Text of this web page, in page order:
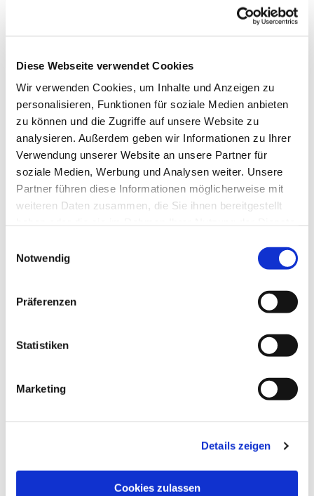
Diese Webseite verwendet Cookies
Wir verwenden Cookies, um Inhalte und Anzeigen zu
personalisieren, Funktionen für soziale Medien anbieten
zu können und die Zugriffe auf unsere Website zu
analysieren. Außerdem geben wir Informationen zu Ihrer
Verwendung unserer Website an unsere Partner für
soziale Medien, Werbung und Analysen weiter. Unsere
Partner führen diese Informationen möglicherweise mit
weiteren Daten zusammen, die Sie ihnen bereitgestellt
Notwendig
Präferenzen
Statistiken
Marketing
Details zeigen
Cookies zulassen
44869 Bochum
Leiterin: N.N.
Telefon: